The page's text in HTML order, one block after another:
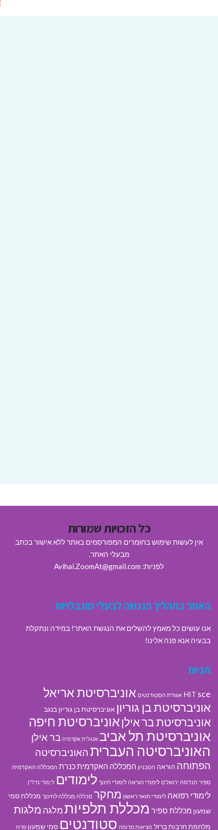
כל הזכויות שמורות
אין לעשות שימוש בחומרים המפורסמים באתר ללא אישור בכתב
מבעלי האתר.
לפניות: Avihai.ZoomAt@gmail.com
האתר בתהליך הנגשה לבעלי מוגבלויות
אנו עושים כל מאמץ להשלים את הנגשת האתר! במידה ונתקלת
בבעיה אנא פנה אלינו!
תגיות
HIT sce אגודת הסטודנטים אוניברסיטת אריאל
אוניברסיטת בן גוריון אוניברסיטת בן גוריון בנגב
אוניברסיטת בר אילן אוניברסיטת חיפה
אוניברסיטת תל אביב אנגלית אקדמיה בר אילן
האוניברסיטה העברית האוניברסיטה
הפתוחה הוראה הטכניון המכללה האקדמית כנרת המכללה האקדמית
ספיר הנדסה ירושלים לימודי הוראה לימודי חינוך לימודים לימודי נדל"ן
לימודי רפואה לימודי תואר ראשון מחקר מכללה מכללה לחינוך מכללת סמי
שמעון מכללת ספיר מכללת תלפיות מלגה מלגות
מלחמת חרבות ברזל מציאות מדומה סטודנטים סמי שמעון פרח